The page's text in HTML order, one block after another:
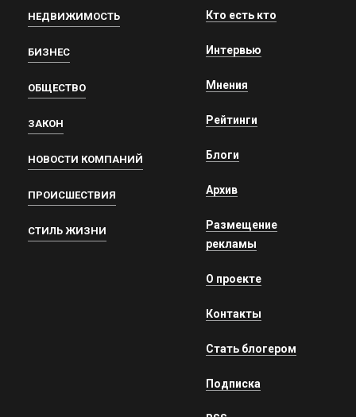
НЕДВИЖИМОСТЬ
БИЗНЕС
ОБЩЕСТВО
ЗАКОН
НОВОСТИ КОМПАНИЙ
ПРОИСШЕСТВИЯ
СТИЛЬ ЖИЗНИ
Кто есть кто
Интервью
Мнения
Рейтинги
Блоги
Архив
Размещение
рекламы
О проекте
Контакты
Стать блогером
Подписка